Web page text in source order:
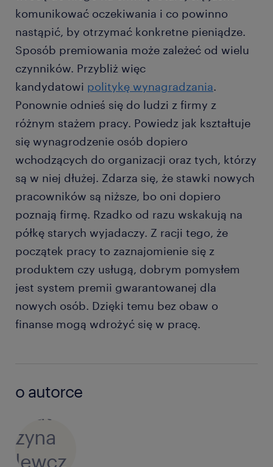
komunikować oczekiwania i co powinno
nastąpić, by otrzymać konkretne pieniądze.
Sposób premiowania może zależeć od wielu
czynników. Przybliż więc
kandydatowi politykę wynagradzania.
Ponownie odnieś się do ludzi z firmy z
różnym stażem pracy. Powiedz jak kształtuje
się wynagrodzenie osób dopiero
wchodzących do organizacji oraz tych, którzy
są w niej dłużej. Zdarza się, że stawki nowych
pracowników są niższe, bo oni dopiero
poznają firmę. Rzadko od razu wskakują na
półkę starych wyjadaczy. Z racji tego, że
początek pracy to zaznajomienie się z
produktem czy usługą, dobrym pomysłem
jest system premii gwarantowanej dla
nowych osób. Dzięki temu bez obaw o
finanse mogą wdrożyć się w pracę.
o autorce